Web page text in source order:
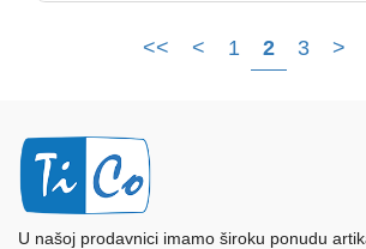
<< < 1 2 3 >
U našoj prodavnici imamo široku ponudu